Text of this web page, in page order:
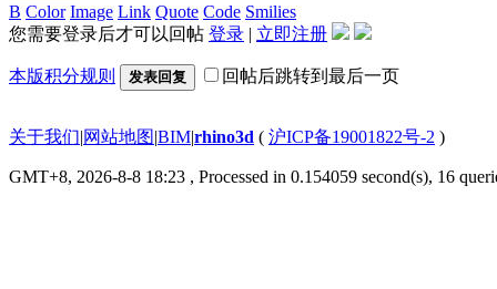
B Color Image Link Quote Code Smilies
您需要登录后才可以回帖 登录 | 立即注册
本版积分规则 发表回复 回帖后跳转到最后一页
关于我们|网站地图|BIM|rhino3d ( 沪ICP备19001822号-2 )
GMT+8, 2026-8-8 18:23 , Processed in 0.154059 second(s), 16